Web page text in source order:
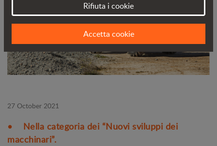
27 October 2021
• Nella categoria dei “Nuovi sviluppi dei
macchinari”.
Rifiuta i cookie
Accetta cookie